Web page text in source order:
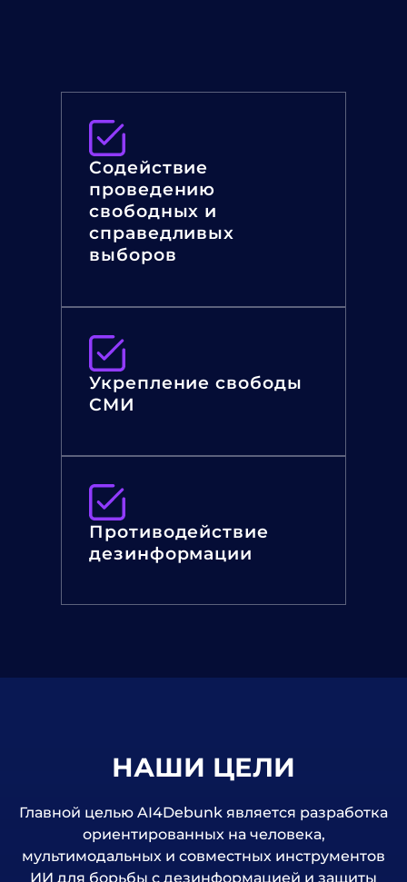
Содействие
проведению
свободных и
справедливых
выборов
Укрепление свободы
СМИ
Противодействие
дезинформации
НАШИ ЦЕЛИ
Главной целью AI4Debunk является разработка
ориентированных на человека,
мультимодальных и совместных инструментов
ИИ для борьбы с дезинформацией и защиты